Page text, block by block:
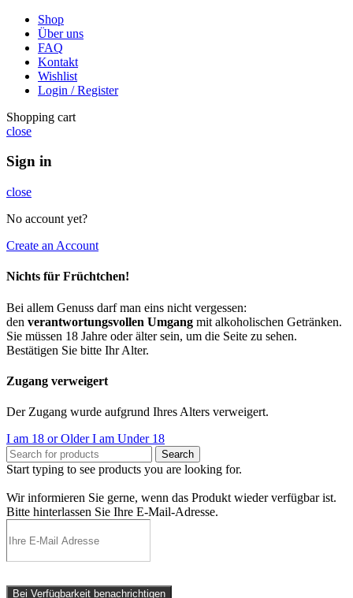
Shop
Über uns
FAQ
Kontakt
Wishlist
Login / Register
Shopping cart
close
Sign in
close
No account yet?
Create an Account
Nichts für Früchtchen!
Bei allem Genuss darf man eins nicht vergessen:
den verantwortungsvollen Umgang mit alkoholischen Getränken.
Sie müssen 18 Jahre oder älter sein, um die Seite zu sehen.
Bestätigen Sie bitte Ihr Alter.
Zugang verweigert
Der Zugang wurde aufgrund Ihres Alters verweigert.
I am 18 or OlderI am Under 18
Search
Start typing to see products you are looking for.
Wir informieren Sie gerne, wenn das Produkt wieder verfügbar ist.
Bitte hinterlassen Sie Ihre E-Mail-Adresse.
Bei Verfügbarkeit benachrichtigen